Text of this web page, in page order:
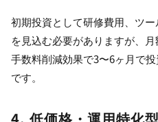
初期投資として研修費用、ツ
を見込む必要がありますが、月
手数料削減効果で3〜6ヶ月で
です。